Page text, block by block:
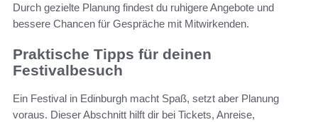
Durch gezielte Planung findest du ruhigere Angebote und
bessere Chancen für Gespräche mit Mitwirkenden.
Praktische Tipps für deinen
Festivalbesuch
Ein Festival in Edinburgh macht Spaß, setzt aber Planung
voraus. Dieser Abschnitt hilft dir bei Tickets, Anreise,